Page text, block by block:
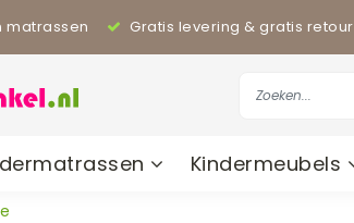
matrassen Gratis levering & gratis retour
Kindermeubels